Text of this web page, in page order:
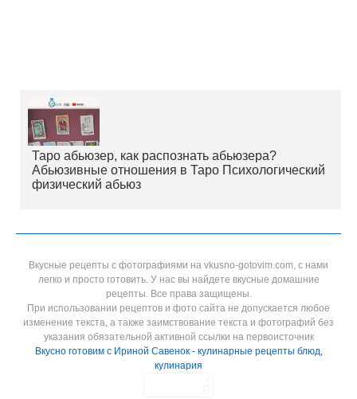
Таро абьюзер, как распознать абьюзера?
Абьюзивные отношения в Таро Психологический
физический абьюз
Вкусные рецепты с фотографиями на vkusno-gotovim.com, с нами
легко и просто готовить. У нас вы найдете вкусные домашние
рецепты. Все права защищены.
При использовании рецептов и фото сайта не допускается любое
изменение текста, а также заимствование текста и фотографий без
указания обязательной активной ссылки на первоисточник
Вкусно готовим с Ириной Савенок - кулинарные рецепты блюд,
кулинария